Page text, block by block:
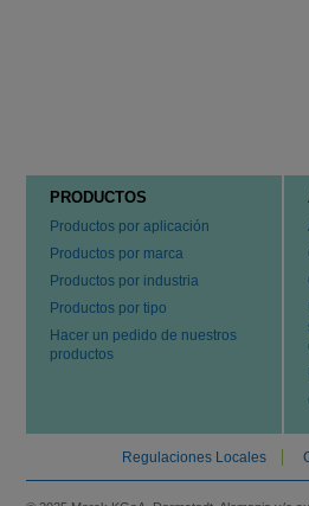
PRODUCTOS
Productos por aplicación
Productos por marca
Productos por industria
Productos por tipo
Hacer un pedido de nuestros
productos
Regulaciones Locales